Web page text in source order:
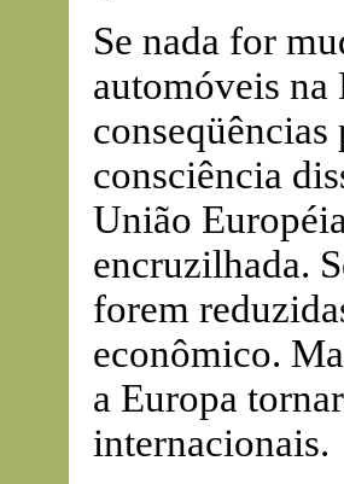
Se nada for
automóveis na
consciência
União
encruzilhada.
forem
econômico.
a Europa
internacionais.